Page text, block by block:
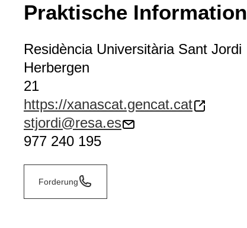
Praktische Information
Residència Universitària Sant Jordi
Herbergen
21
https://xanascat.gencat.cat
stjordi@resa.es
977 240 195
Forderung